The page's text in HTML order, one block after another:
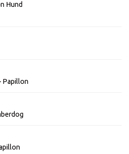
Hund
Papillon